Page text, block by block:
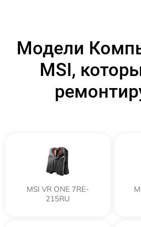
Модели
MSI,
MSI VR ONE 7RE-
215RU